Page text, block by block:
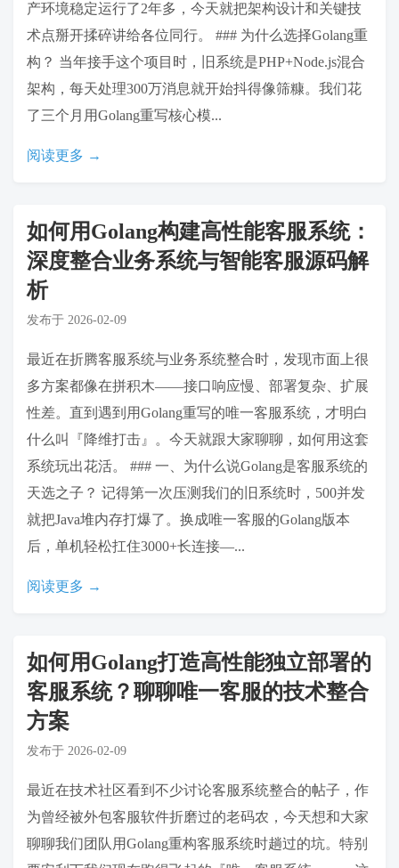
产环境稳定运行了2年多，今天就把架构设计和关键技
术点掰开揉碎讲给各位同行。 ### 为什么选择Golang重
构？ 当年接手这个项目时，旧系统是PHP+Node.js混合
架构，每天处理300万消息就开始抖得像筛糠。我们花
了三个月用Golang重写核心模...
阅读更多 →
如何用Golang构建高性能客服系统：
深度整合业务系统与智能客服源码解
析
发布于 2026-02-09
最近在折腾客服系统与业务系统整合时，发现市面上很
多方案都像在拼积木——接口响应慢、部署复杂、扩展
性差。直到遇到用Golang重写的唯一客服系统，才明白
什么叫『降维打击』。今天就跟大家聊聊，如何用这套
系统玩出花活。 ### 一、为什么说Golang是客服系统的
天选之子？ 记得第一次压测我们的旧系统时，500并发
就把Java堆内存打爆了。换成唯一客服的Golang版本
后，单机轻松扛住3000+长连接—...
阅读更多 →
如何用Golang打造高性能独立部署的
客服系统？聊聊唯一客服的技术整合
方案
发布于 2026-02-09
最近在技术社区看到不少讨论客服系统整合的帖子，作
为曾经被外包客服软件折磨过的老码农，今天想和大家
聊聊我们团队用Golang重构客服系统时趟过的坑。特别